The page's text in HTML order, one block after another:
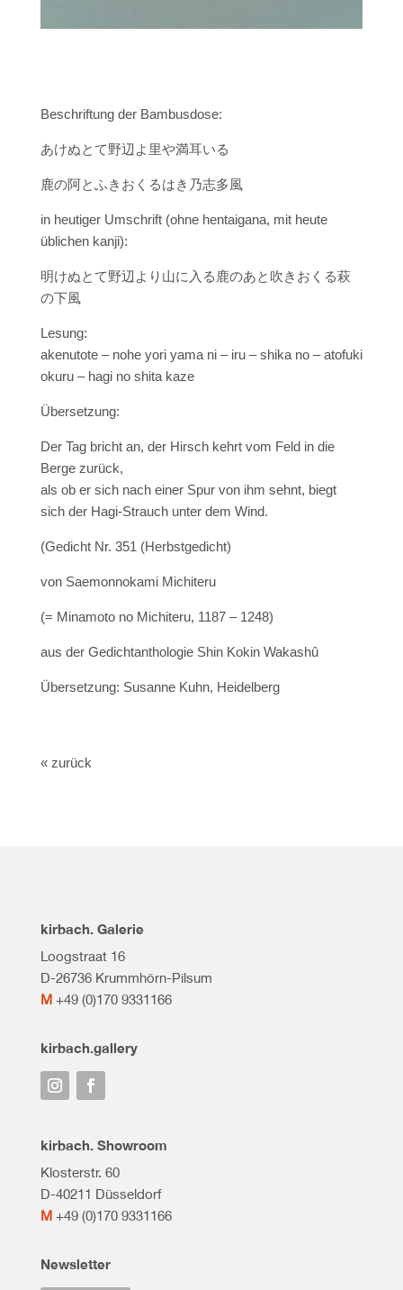
Beschriftung der Bambusdose:
あけぬとて野辺よ里や満耳いる
鹿の阿とふきおくるはき乃志多風
in heutiger Umschrift (ohne hentaigana, mit heute
üblichen kanji):
明けぬとて野辺より山に入る鹿のあと吹きおくる萩
の下風
Lesung:
akenutote – nohe yori yama ni – iru –shika no – atofuki
okuru – hagi no shita kaze
Übersetzung:
Der Tag bricht an, der Hirsch kehrt vom Feld in die
Berge zurück,
als ob er sich nach einer Spur von ihm sehnt, biegt
sich der Hagi-Strauch unter dem Wind.
(Gedicht Nr. 351 (Herbstgedicht)
von Saemonnokami Michiteru
(= Minamoto no Michiteru, 1187 – 1248)
aus der Gedichtanthologie Shin Kokin Wakashû
Übersetzung: Susanne Kuhn, Heidelberg
« zurück
kirbach. Galerie
Loogstraat 16
D-26736 Krummhörn-Pilsum
M+49 (0)170 9331166
kirbach.gallery
kirbach. Showroom
Klosterstr. 60
D-40211 Düsseldorf
M+49 (0)170 9331166
Newsletter